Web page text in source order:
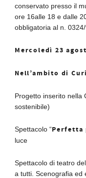
conservato presso il
ore 16alle 18 e dalle
obbligatoria al n.
Mercoledì 23
Nell’ambito di
Progetto inserito nella
sostenibile)
Spettacolo “Perfetta
luce
Spettacolo di teatro
a tutti. Scenografia ed